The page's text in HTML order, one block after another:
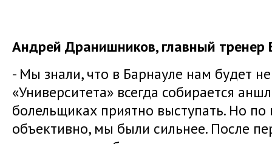
Андрей Дранишников, главный
- Мы знали, что в Барнауле нам будет
«Университета» всегда собирается
болельщиках приятно выступать. Но по
объективно, мы были сильнее. После